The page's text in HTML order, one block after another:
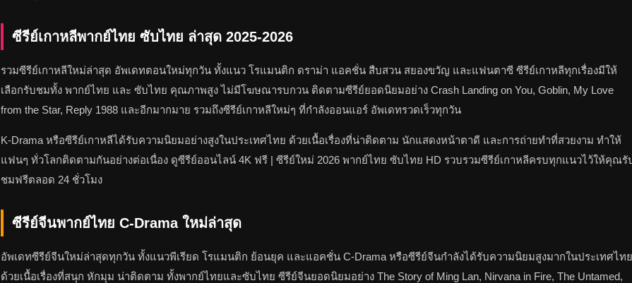
ซีรีย์เกาหลีพากย์ไทย ซับไทย ล่าสุด 2025-2026
รวมซีรีย์เกาหลีใหม่ล่าสุด อัพเดทตอนใหม่ทุกวัน ทั้งแนว โรแมนติก ดราม่า แอคชั่น สืบสวน สยองขวัญ และแฟนตาซี ซีรีย์เกาหลีทุกเรื่องมีให้
เลือกรับชมทั้ง พากย์ไทย และ ซับไทย คุณภาพสูง ไม่มีโฆษณารบกวน ติดตามซีรีย์ยอดนิยมอย่าง Crash Landing on You, Goblin, My Love
from the Star, Reply 1988 และอีกมากมาย รวมถึงซีรีย์เกาหลีใหม่ๆ ที่กำลังออนแอร์ อัพเดทรวดเร็วทุกวัน
K-Drama หรือซีรีย์เกาหลีได้รับความนิยมอย่างสูงในประเทศไทย ด้วยเนื้อเรื่องที่น่าติดตาม นักแสดงหน้าตาดี และการถ่ายทำที่สวยงาม ทำให้
แฟนๆ ทั่วโลกติดตามกันอย่างต่อเนื่อง ดูซีรีย์ออนไลน์ 4K ฟรี | ซีรีย์ใหม่ 2026 พากย์ไทย ซับไทย HD รวบรวมซีรีย์เกาหลีครบทุกแนวไว้ให้คุณรั
ชมฟรีตลอด 24 ชั่วโมง
ซีรีย์จีนพากย์ไทย C-Drama ใหม่ล่าสุด
อัพเดทซีรีย์จีนใหม่ล่าสุดทุกวัน ทั้งแนวพีเรียด โรแมนติก ย้อนยุค และแอคชั่น C-Drama หรือซีรีย์จีนกำลังได้รับความนิยมสูงมากในประเทศไทย
ด้วยเนื้อเรื่องที่สนุก หักมุม น่าติดตาม ทั้งพากย์ไทยและซับไทย ซีรีย์จีนยอดนิยมอย่าง The Story of Ming Lan, Nirvana in Fire, The Untamed,